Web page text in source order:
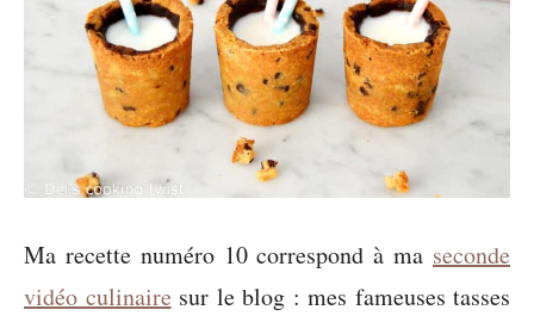
Ma recette numéro 10 correspond à ma seconde
vidéo culinaire sur le blog : mes fameuses tasses